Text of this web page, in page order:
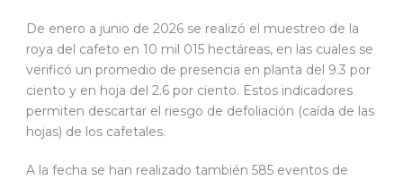
De enero a junio de 2026 se realizó el muestreo de la
roya del cafeto en 10 mil 015 hectáreas, en las cuales se
verificó un promedio de presencia en planta del 9.3 por
ciento y en hoja del 2.6 por ciento. Estos indicadores
permiten descartar el riesgo de defoliación (caída de las
hojas) de los cafetales.
A la fecha se han realizado también 585 eventos de